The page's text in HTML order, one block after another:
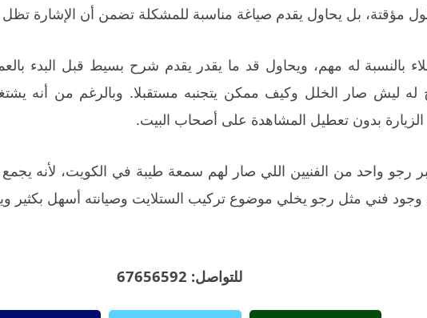
مؤقتة، بل يحاول يقدم صياغة مناسبة للمشكلة تضمن أن الإشارة
بالنسبة له مهم، ويحاول قد ما يقدر يقدم شرح بسيط قبل البدء
ليش صار الخلل وكيف ممكن يتجنبه مستقبلا. وبالرغم من أنه
بدون تعطيل المشاهدة على أصحاب البيت.
رجو واحد من الفنيين اللي صار لهم سمعة طيبة في الكويت، لأنه
وجود فني مثل رجو يخلي موضوع تركيب الستلايت وصيانته أسهل
للتواصل: 67656592